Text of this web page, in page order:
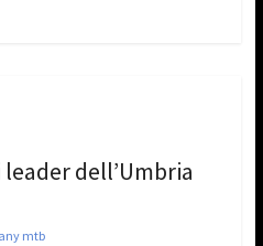
dell’Umbria
mtb